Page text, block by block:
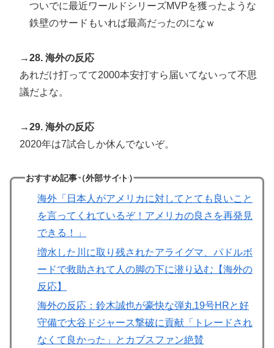
ついでに最近ワールドシリーズMVPを獲ったような
鉄壁のサードもいれば最高だったのになｗ
→28. 海外の反応
あれだけ打ってて2000本安打すら届いてないって不思
議だよな。
→29. 海外の反応
2020年は7試合しか休んでないぞ。
おすすめ記事（外部サイト）
海外「日本人がアメリカに対してとても良いこと
を言ってくれているぞ！アメリカの良さを再発見
できる！」
増水した川に取り残されたアライグマ、パドルボ
ードで救助されて人の脚の下に潜り込む【海外の
反応】
海外の反応：鈴木誠也が豪快な弾丸19号HRと好
守備で大谷ドジャース撃破に貢献「トレードされ
なくて良かった」とカブスファン絶賛